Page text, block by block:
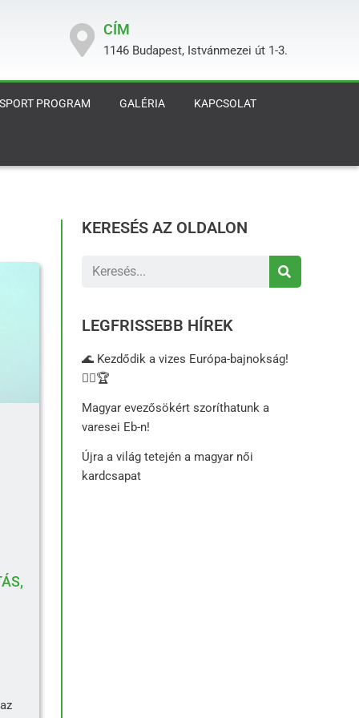
CÍM
1146 Budapest, Istvánmezei út 1-3.
PROGRAM GALÉRIA KAPCSOLAT
KERESÉS AZ OLDALON
LEGFRISSEBB HÍREK
🌊 Kezdődik a vizes Európa-bajnokság!
🏊‍♂️🏆
Magyar evezősökért szoríthatunk a
varesei Eb-n!
Újra a világ tetején a magyar női
kardcsapat